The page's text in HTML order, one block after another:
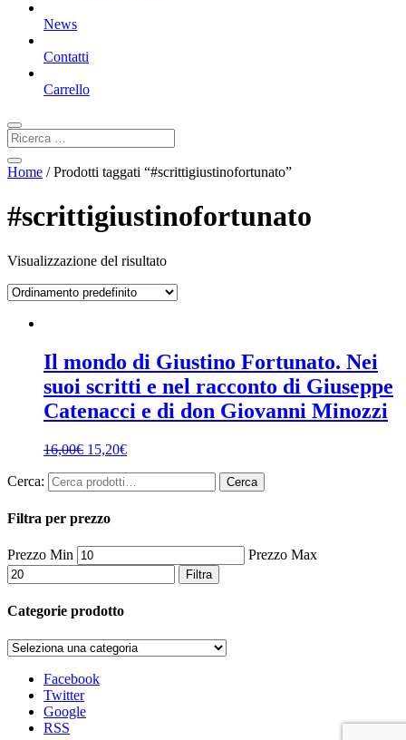
News
Contatti
Carrello
Home / Prodotti taggati “#scrittigiustinofortunato”
#scrittigiustinofortunato
Visualizzazione del risultato
Il mondo di Giustino Fortunato. Nei
suoi scritti e nel racconto di Giuseppe
Catenacci e di don Giovanni Minozzi
16,00€ 15,20€
Cerca: Cerca
Filtra per prezzo
Prezzo Min Prezzo Max
Filtra
Categorie prodotto
Facebook
Twitter
Google
RSS